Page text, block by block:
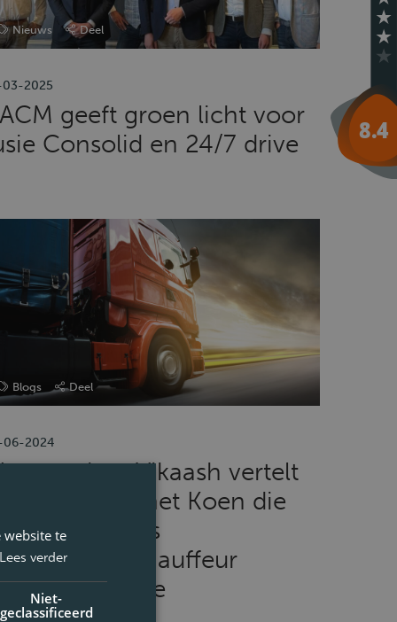
Nieuws Deel
03-2025
ACM geeft groen licht voor
Consolid en 24/7 drive
Blogs Deel
06-2024
Intercedent Vikaash vertelt
zijn dag met Koen die
is als
website te
Lees verder
Niet-
geclassificeerd